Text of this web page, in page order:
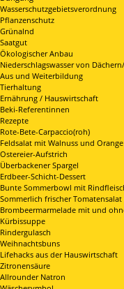
Wasserschutzgebietsverordnung
Pflanzenschutz
Grünalnd
Saatgut
Ökologischer Anbau
Niederschlagswasser von
Aus und Weiterbildung
Tierhaltung
Ernährung / Hauswirtschaft
Beki-Referentinnen
Rezepte
Rote-Bete-Carpaccio(roh)
Feldsalat mit Walnuss und Orange
Ostereier-Aufstrich
Überbackener Spargel
Erdbeer-Schicht-Dessert
Bunte Sommerbowl mit
Sommerlich frischer
Brombeermarmelade mit und
Kürbissuppe
Rindergulasch
Weihnachtsbuns
Lifehacks aus der Hauswirtschaft
Zitronensäure
Allrounder Natron